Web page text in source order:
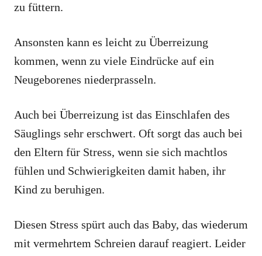
zu füttern.
Ansonsten kann es leicht zu Überreizung
kommen, wenn zu viele Eindrücke auf ein
Neugeborenes niederprasseln.
Auch bei Überreizung ist das Einschlafen des
Säuglings sehr erschwert. Oft sorgt das auch bei
den Eltern für Stress, wenn sie sich machtlos
fühlen und Schwierigkeiten damit haben, ihr
Kind zu beruhigen.
Diesen Stress spürt auch das Baby, das wiederum
mit vermehrtem Schreien darauf reagiert. Leider